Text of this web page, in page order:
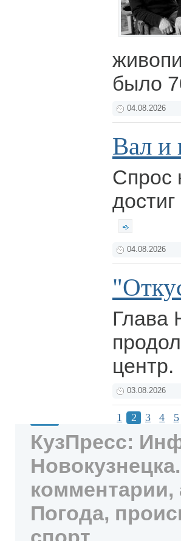
было
04.08.2026
Вал и
Спрос
04.08.2026
Глава
центр.
03.08.2026
1 2 3 4 5
КузПресс:
комментарии,
Погода,